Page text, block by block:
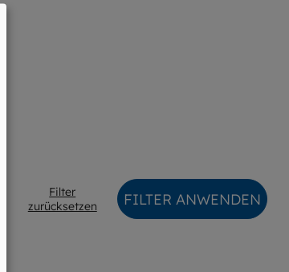
Filter
zurücksetzen
FILTER ANWENDEN